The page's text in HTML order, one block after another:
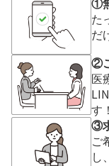
た
だ
②
医
す！
③
ご
し